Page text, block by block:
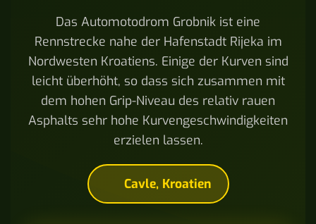
Das Automotodrom Grobnik ist eine
Rennstrecke nahe der Hafenstadt Rijeka im
Nordwesten Kroatiens. Einige der Kurven sind
leicht überhöht, so dass sich zusammen mit
dem hohen Grip-Niveau des relativ rauen
Asphalts sehr hohe Kurvengeschwindigkeiten
erzielen lassen.
Cavle, Kroatien